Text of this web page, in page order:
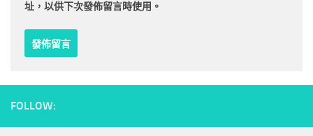
址，以供下次發佈留言時使用。
FOLLOW: